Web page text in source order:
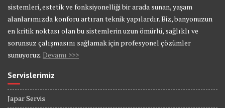
sistemleri, estetik ve fonksiyonelliği bir arada sunan, yaşam
alanlarımızda konforu artıran teknik yapılardır. Biz, banyonuzun
en kritik noktası olan bu sistemlerin uzun ömürlü, sağlıklı ve
sorunsuz çalışmasını sağlamak için profesyonel çözümler
sunuyoruz. Devamı >>>
Servislerimiz
Japar Servis